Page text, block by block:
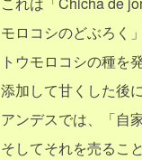
モロコシのどぶろく」
トウモロコシの種を
添加して甘くした後
アンデスでは、「自
そしてそれを売るこ